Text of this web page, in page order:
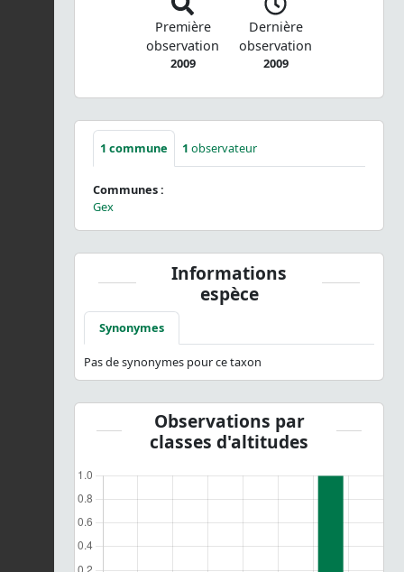
Première
observation
2009
Dernière
observation
2009
1 commune 1 observateur
Communes :
Gex
Informations
espèce
Synonymes
Pas de synonymes pour ce taxon
Observations par
classes d'altitudes